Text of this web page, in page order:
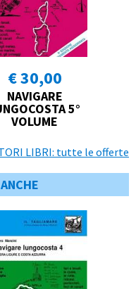
€ 30,00
NAVIGARE
5°
VOLUME
LIBRI: tutte le offerte